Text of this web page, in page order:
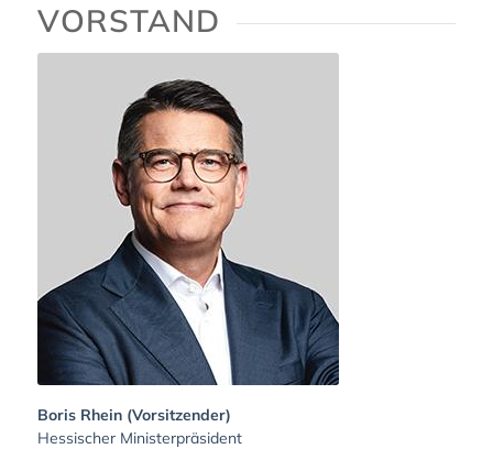
VORSTAND
Boris Rhein (Vorsitzender)
Hessischer Ministerpräsident